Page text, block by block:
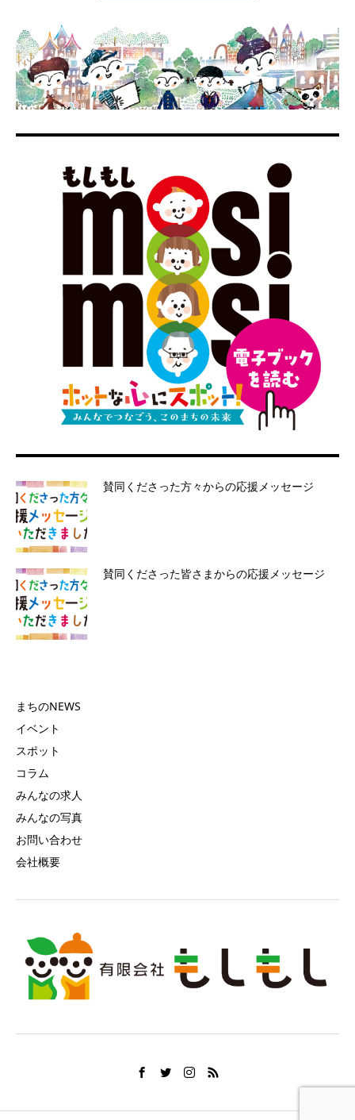
賛同くださった方々からの応援メッセージ
賛同くださった皆さまからの応援メッセージ
まちのNEWS
イベント
スポット
コラム
みんなの求人
みんなの写真
お問い合わせ
会社概要